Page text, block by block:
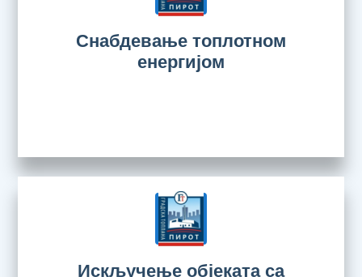
Снабдевање топлотном
енергијом
Искључење објеката са